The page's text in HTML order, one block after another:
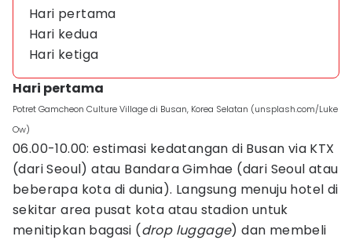
Hari pertama
Hari kedua
Hari ketiga
Hari pertama
Potret Gamcheon Culture Village di Busan, Korea Selatan (unsplash.com/Luke
Ow)
06.00-10.00: estimasi kedatangan di Busan via KTX
(dari Seoul) atau Bandara Gimhae (dari Seoul atau
beberapa kota di dunia). Langsung menuju hotel di
sekitar area pusat kota atau stadion untuk
menitipkan bagasi (drop luggage) dan membeli